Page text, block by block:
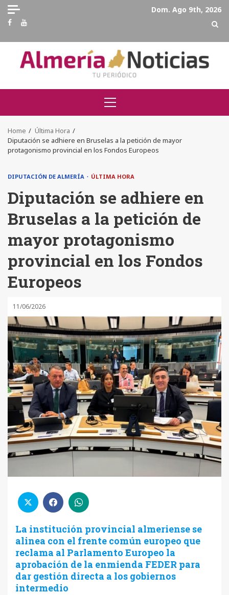
Skip
content
Dom. Ago 9th, 2026
Facebook
Youtube
Primary
Menu
Home
Última Hora
Diputación se adhiere en Bruselas a la petición de mayor
protagonismo provincial en los Fondos Europeos
DIPUTACIÓN DE ALMERÍA ÚLTIMA HORA
Diputación se adhiere en
Bruselas a la petición de
mayor protagonismo
provincial en los Fondos
Europeos
11/06/2026
La institución provincial almeriense se
alinea con el frente común europeo que
reclama al Parlamento Europeo la
aprobación de la enmienda FEDER para
dar gestión directa a los gobiernos
intermedio